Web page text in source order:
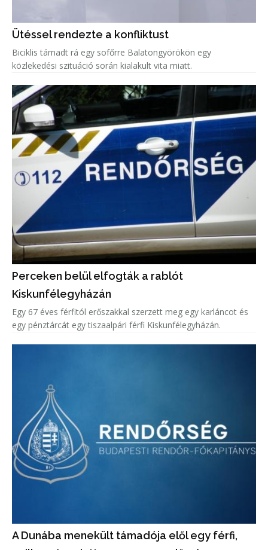
Ütéssel rendezte a konfliktust
Biciklis támadt rá egy sofőrre Balatongyörökön egy
közlekedési szituáció során kialakult vita miatt.
Perceken belül elfogták a rablót
Kiskunfélegyházán
Egy 67 éves férfitól erőszakkal szerzett meg egy karláncot és
egy pénztárcát egy tiszaalpári férfi Kiskunfélegyházán.
A Dunába menekült támadója elől egy férfi,